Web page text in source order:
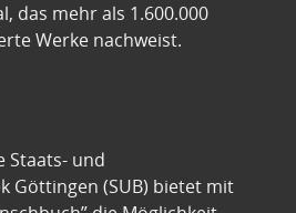
das mehr als 1.600.000
Werke nachweist.
Staats- und
Göttingen (SUB) bietet mit